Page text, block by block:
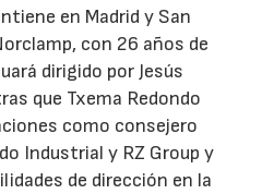
en Madrid y San
con 26 años de
dirigido por Jesús
que Txema Redondo
como consejero
Industrial y RZ Group y
de dirección en la